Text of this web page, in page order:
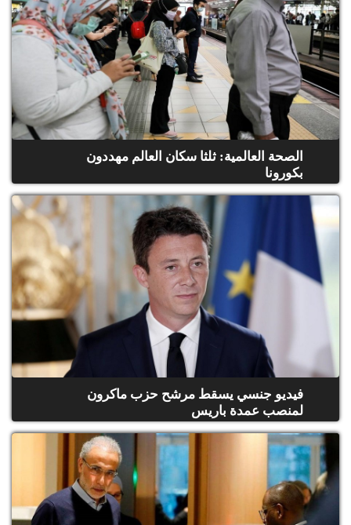
الصحة العالمية: ثلثا سكان العالم مهددون
بكورونا
فيديو جنسي يسقط مرشح حزب ماكرون
لمنصب عمدة باريس